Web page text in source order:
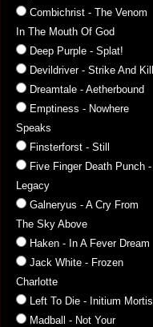
Combichrist - The Venom
In The Mouth Of God
Deep Purple - Splat!
Devildriver - Strike And Kill
Dreamtale - Aetherbound
Emptiness - Nowhere
Speaks
Finsterforst - Still
Five Finger Death Punch -
Legacy
Galneryus - A Cry From
The Sky Above
Haken - In A Fever Dream
Jack White - Frozen
Charlotte
Left To Die - Initium Mortis
Madball - Not Your